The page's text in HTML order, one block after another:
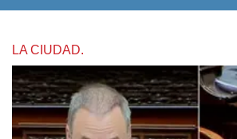
LA CIUDAD.